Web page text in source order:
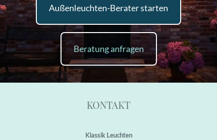
Außenleuchten-Berater starten
Beratung anfragen
KONTAKT
Klassik Leuchten